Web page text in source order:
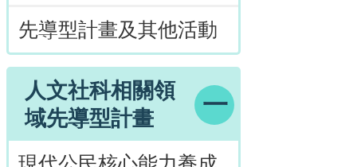
先導型計畫及其他活動
人文社科相關領
域先導型計畫